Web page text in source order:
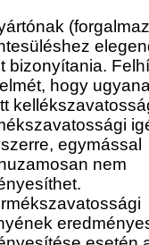
bizonyítania.
hogy
egymással
nem